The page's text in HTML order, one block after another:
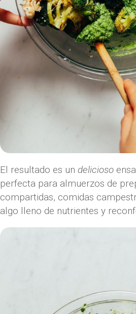
El resultado es un delicioso
perfecta para almuerzos de
compartidas, comidas
algo lleno de nutrientes y